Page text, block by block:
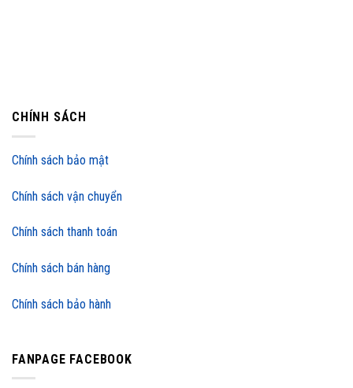
CHÍNH SÁCH
Chính sách bảo mật
Chính sách vận chuyển
Chính sách thanh toán
Chính sách bán hàng
Chính sách bảo hành
FANPAGE FACEBOOK